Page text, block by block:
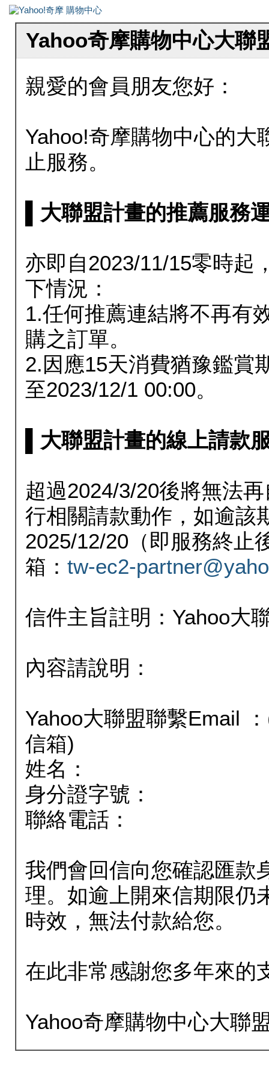
Yahoo奇摩購物中心大聯
親愛的會員朋友您好：
Yahoo!奇摩購物中心的大
止服務。
▌大聯盟計畫的推薦服務
亦即自2023/11/15零時起
下情況：
1.任何推薦連結將不再有
購之訂單。
2.因應15天消費猶豫鑑賞
至2023/12/1 00:00。
▌大聯盟計畫的線上請款
超過2024/3/20後將無法
行相關請款動作，如逾該
2025/12/20（即服務終止
箱： tw-ec2-
信件主旨註明：Yahoo大
內容請說明：
Yahoo大聯盟聯繫Email
信箱)
姓名：
身分證字號：
聯絡電話：
我們會回信向您確認匯款
理。如逾上開來信期限仍
時效，無法付款給您。
在此非常感謝您多年來的
Yahoo奇摩購物中心大